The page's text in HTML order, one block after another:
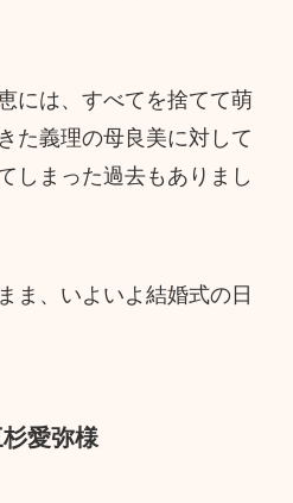
には、すべてを捨てて萌
た義理の母良美に対して
しまった過去もありまし
ま、いよいよ結婚式の日
愛弥様